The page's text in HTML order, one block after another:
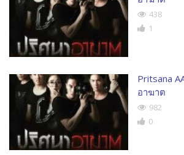
438
1
Pritsana
อาฆาต
982
0